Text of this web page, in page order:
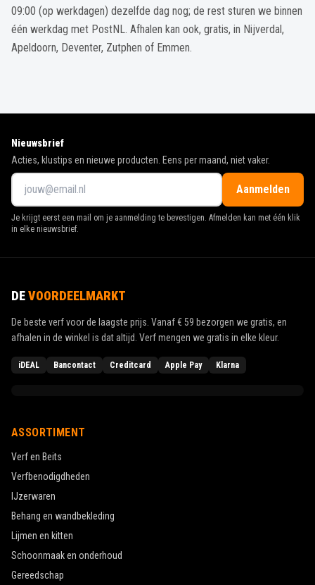
09:00 (op werkdagen) dezelfde dag nog; de rest sturen we binnen
één werkdag met PostNL. Afhalen kan ook, gratis, in Nijverdal,
Apeldoorn, Deventer, Zutphen of Emmen.
Nieuwsbrief
Acties, klustips en nieuwe producten. Eens per maand, niet vaker.
Aanmelden
Je krijgt eerst een mail om je aanmelding te bevestigen. Afmelden kan met één klik
in elke nieuwsbrief.
DEVOORDEELMARKT
De beste verf voor de laagste prijs. Vanaf€ 59 bezorgen we gratis, en
afhalen in de winkel is dat altijd. Verf mengen we gratis in elke kleur.
iDEAL Bancontact Creditcard Apple Pay Klarna
ASSORTIMENT
Verf en Beits
Verfbenodigdheden
IJzerwaren
Behang en wandbekleding
Lijmen en kitten
Schoonmaak en onderhoud
Gereedschap